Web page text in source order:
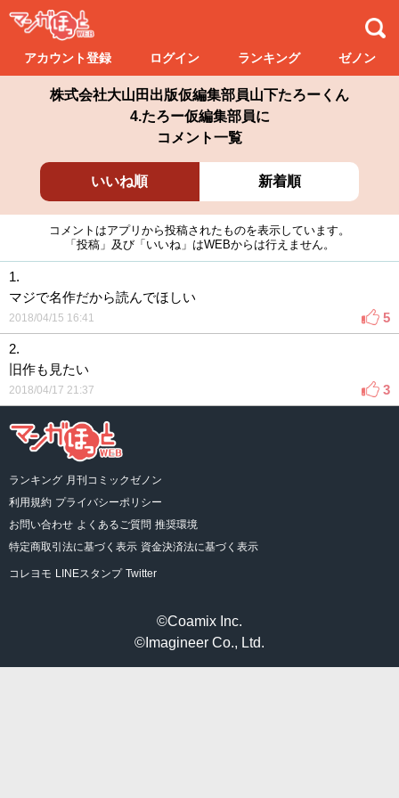
アカウント登録 ログイン ランキング ゼノン
株式会社大山田出版仮編集部員山下たろーくん
4.たろー仮編集部員に
コメント一覧
いいね順 新着順
コメントはアプリから投稿されたものを表示しています。
「投稿」及び「いいね」はWEBからは行えません。
1.
マジで名作だから読んでほしい
2018/04/15 16:41 5
2.
旧作も見たい
2018/04/17 21:37 3
ランキング 月刊コミックゼノン
利用規約 プライバシーポリシー
お問い合わせ よくあるご質問 推奨環境
特定商取引法に基づく表示 資金決済法に基づく表示
コレヨモ LINEスタンプ Twitter
©Coamix Inc.
©Imagineer Co., Ltd.